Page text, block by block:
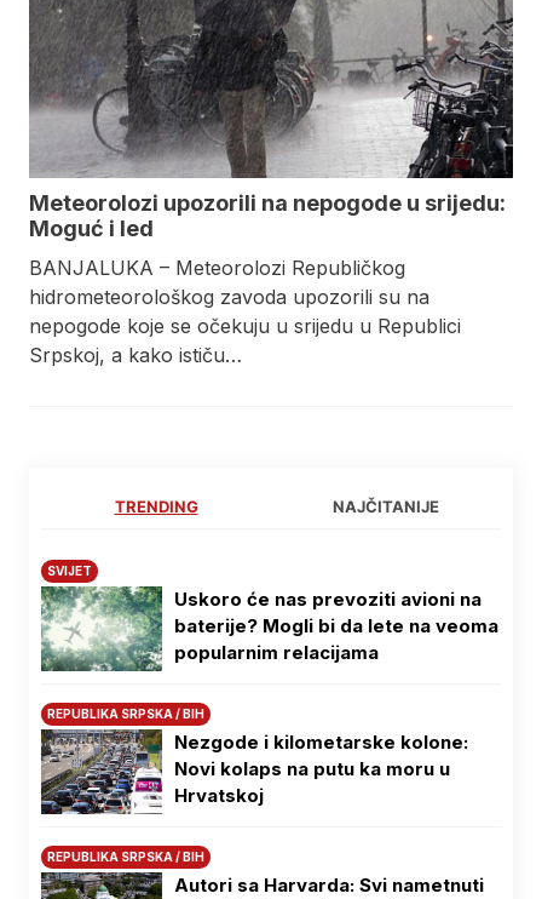
Meteorolozi upozorili na nepogode u srijedu:
Moguć i led
BANJALUKA – Meteorolozi Republičkog
hidrometeorološkog zavoda upozorili su na
nepogode koje se očekuju u srijedu u Republici
Srpskoj, a kako ističu…
TRENDING NAJČITANIJE
SVIJET
Uskoro će nas prevoziti avioni na
baterije? Mogli bi da lete na veoma
popularnim relacijama
REPUBLIKA SRPSKA / BIH
Nezgode i kilometarske kolone:
Novi kolaps na putu ka moru u
Hrvatskoj
REPUBLIKA SRPSKA / BIH
Autori sa Harvarda: Svi nametnuti